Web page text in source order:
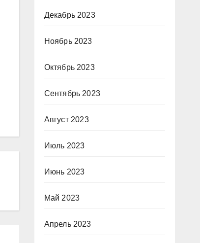
Декабрь 2023
Ноябрь 2023
Октябрь 2023
Сентябрь 2023
Август 2023
Июль 2023
Июнь 2023
Май 2023
Апрель 2023